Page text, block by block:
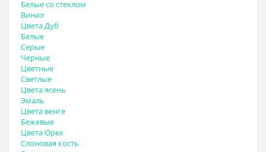
Белые со стеклом
Винил
Цвета Дуб
Белые
Серые
Черные
Цветные
Светлые
Цвета ясень
Эмаль
Цвета венге
Бежевые
Цвета Орех
Слоновая кость